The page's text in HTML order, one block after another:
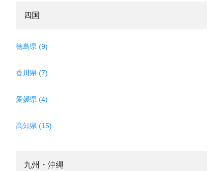
四国
徳島県 (9)
香川県 (7)
愛媛県 (4)
高知県 (15)
九州・沖縄